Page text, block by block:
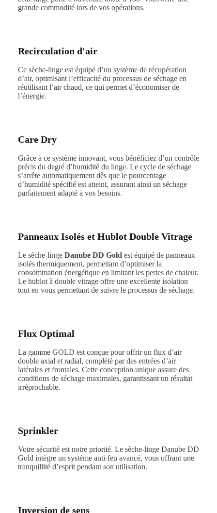
grande commodité lors de vos opérations.
Recirculation d'air
Ce sèche-linge est équipé d’un système de récupération
d’air, optimisant l’efficacité du processus de séchage en
réutilisant l’air chaud, ce qui permet d’économiser de
l’énergie.
Care Dry
Grâce à ce système innovant, vous bénéficiez d’un contrôle
précis du degré d’humidité du linge. Le cycle de séchage
s’arrête automatiquement dès que le pourcentage
d’humidité spécifié est atteint, assurant ainsi un séchage
parfaitement adapté à vos besoins.
Panneaux Isolés et Hublot Double Vitrage
Le sèche-linge Danube DD Gold est équipé de panneaux
isolés thermiquement, permettant d’optimiser la
consommation énergétique en limitant les pertes de chaleur.
Le hublot à double vitrage offre une excellente isolation
tout en vous permettant de suivre le processus de séchage.
Flux Optimal
La gamme GOLD est conçue pour offrir un flux d’air
double axial et radial, complété par des entrées d’air
latérales et frontales. Cette conception unique assure des
conditions de séchage maximales, garantissant un résultat
irréprochable.
Sprinkler
Votre sécurité est notre priorité. Le sèche-linge Danube DD
Gold intègre un système anti-feu avancé, vous offrant une
tranquillité d’esprit pendant son utilisation.
Inversion de sens